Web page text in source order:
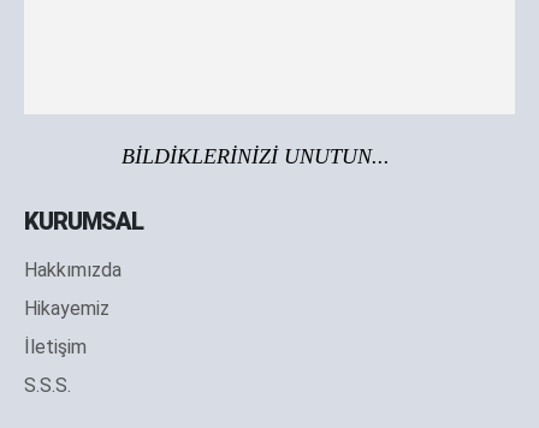
BİLDİKLERİNİZİ UNUTUN...
KURUMSAL
Hakkımızda
Hikayemiz
İletişim
S.S.S.